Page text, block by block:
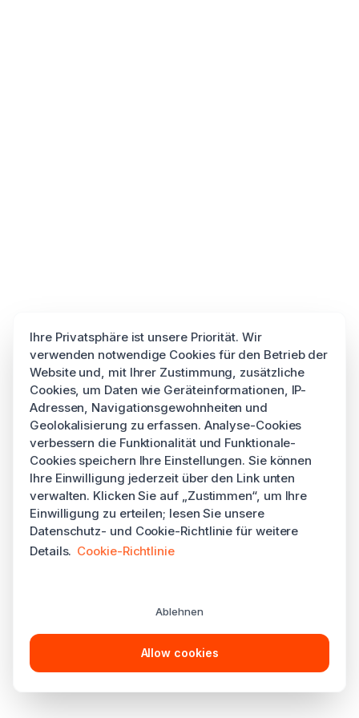
Ihre Privatsphäre ist unsere Priorität. Wir
verwenden notwendige Cookies für den Betrieb der
Website und, mit Ihrer Zustimmung, zusätzliche
Cookies, um Daten wie Geräteinformationen, IP-
Adressen, Navigationsgewohnheiten und
Geolokalisierung zu erfassen. Analyse-Cookies
verbessern die Funktionalität und Funktionale-
Cookies speichern Ihre Einstellungen. Sie können
Ihre Einwilligung jederzeit über den Link unten
verwalten. Klicken Sie auf „Zustimmen“, um Ihre
Einwilligung zu erteilen; lesen Sie unsere
Datenschutz- und Cookie-Richtlinie für weitere
Details. Cookie-Richtlinie
Ablehnen
Allow cookies